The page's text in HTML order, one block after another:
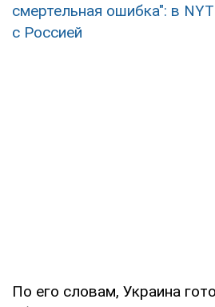
смертельная ошибка": в
с Россией
По его словам, Украина